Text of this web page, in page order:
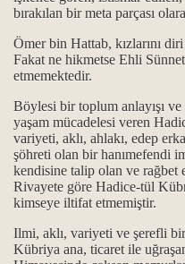
bırakılan bir meta parçası
Ömer bin Hattab, kızlarını
Fakat ne hikmetse Ehli
etmemektedir.
Böylesi bir toplum anlayışı
yaşam mücadelesi veren
variyeti, aklı, ahlakı, edep
şöhreti olan bir hanımefendi
kendisine talip olan ve rağbet
Rivayete göre Hadice-tül
kimseye iltifat etmemiştir.
Ilmi, aklı, variyeti ve şerefli
Kübriya ana, ticaret ile
Hüsniye kimdir?